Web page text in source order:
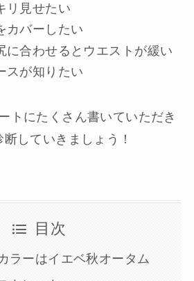
リ見せたい
カバーしたい
に合わせるとウエストが緩い
スが知りたい
トにたくさん書いていただき
していきましょう！
目次
ラーはイエベ秋オータム